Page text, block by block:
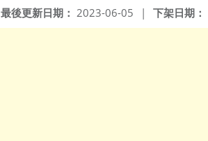
下架日期：
最後更新日期： 2023-06-05 |